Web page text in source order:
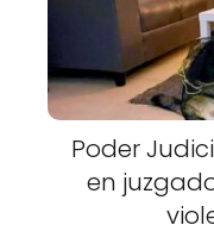
Poder
en